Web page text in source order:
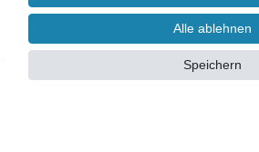
Alle ablehnen
Speichern